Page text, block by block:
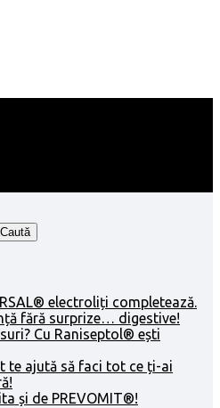
Caută
electroliți completează.
fără surprize… digestive!
Cu Raniseptol® ești
te ajută să faci tot ce ți-ai
și de PREVOMIT®!